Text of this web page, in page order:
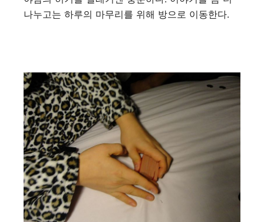
나누고는 하루의 마무리를 위해 방으로 이동한다.